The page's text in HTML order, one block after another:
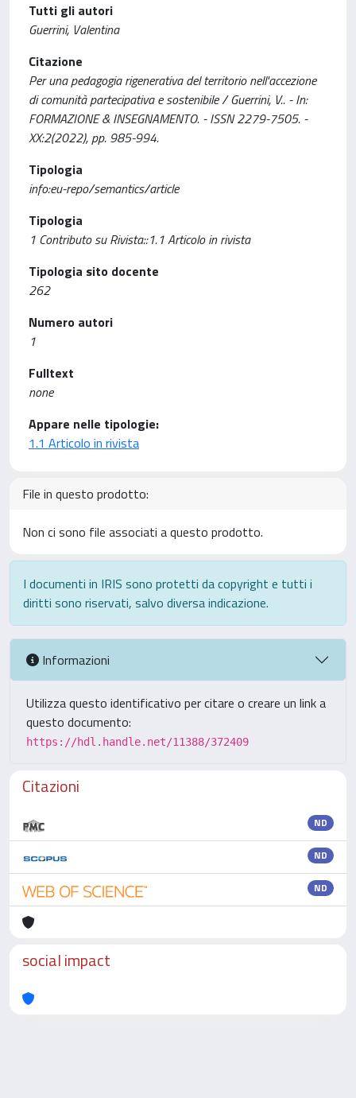
Tutti gli autori
Guerrini, Valentina
Citazione
Per una pedagogia rigenerativa del territorio nell'accezione
di comunità partecipativa e sostenibile / Guerrini, V.. - In:
FORMAZIONE & INSEGNAMENTO. - ISSN 2279-7505. -
XX:2(2022), pp. 985-994.
Tipologia
info:eu-repo/semantics/article
Tipologia
1 Contributo su Rivista::1.1 Articolo in rivista
Tipologia sito docente
262
Numero autori
1
Fulltext
none
Appare nelle tipologie:
1.1 Articolo in rivista
File in questo prodotto:
Non ci sono file associati a questo prodotto.
I documenti in IRIS sono protetti da copyright e tutti i
diritti sono riservati, salvo diversa indicazione.
Informazioni
Utilizza questo identificativo per citare o creare un link a
questo documento:
https://hdl.handle.net/11388/372409
Citazioni
ND
ND
ND
social impact